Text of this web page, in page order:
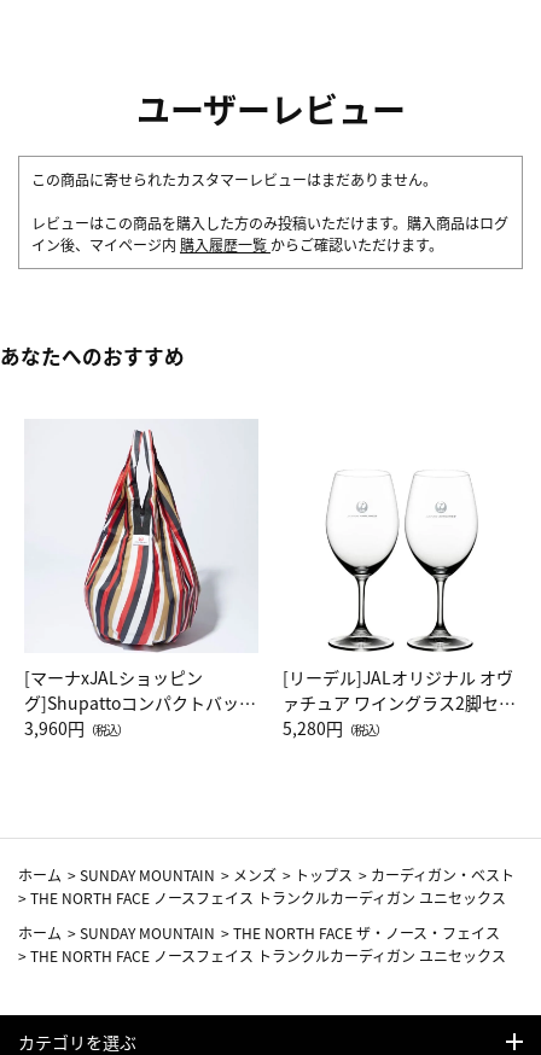
ユーザーレビュー
この商品に寄せられたカスタマーレビューはまだありません。
レビューはこの商品を購入した方のみ投稿いただけます。購入商品はログ
イン後、マイページ内 購入履歴一覧 からご確認いただけます。
あなたへのおすすめ
[マーナxJALショッピン
グ]Shupattoコンパクトバッグ
Drop JAL客室乗務員（LC）ス
3,960円 （税込）
[リーデル]JALオリジナル オヴ
ァチュア ワイングラス2脚セッ
ト（レッドワイン）
5,280円 （税込）
ホーム >SUNDAY MOUNTAIN > メンズ > トップス > カーディガン・ベスト
>THE NORTH FACE ノースフェイス トランクルカーディガン ユニセックス
ホーム >SUNDAY MOUNTAIN >THE NORTH FACE ザ・ノース・フェイス
>THE NORTH FACE ノースフェイス トランクルカーディガン ユニセックス
カテゴリを選ぶ